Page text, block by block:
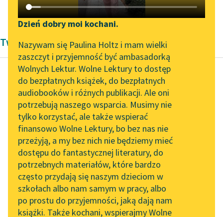
Katalog DAISY
Podkasty o książkach
Zgłoś brak utworu
Aktualności
„Prokurator Alicja Horn”
do słuchania
Byliśmy częścią AI Impact
Lab
Zapraszamy na spotkanie
online z tłumaczkami
literatury skandynawskiej
Spotkanie z Katarzyną
Tunkiel w Oslo
102. lata temu zmarł
Narzędzia
Mapa Wolnych Lektur
Leśmianator
Przewodnik dla piszących i
czytających
API
OAI-PMH
Widget Wolnych Lektur
Przypisy
Dzień dobry moi kochani.
Nazywam się Paulina Holtz i mam wielki
zaszczyt i przyjemność być ambasadorką
Wolnych Lektur. Wolne Lektury to dostęp
do bezpłatnych książek, do bezpłatnych
audiobooków i różnych publikacji. Ale oni
potrzebują naszego wsparcia. Musimy nie
tylko korzystać, ale także wspierać
finansowo Wolne Lektury, bo bez nas nie
przeżyją, a my bez nich nie będziemy mieć
dostępu do fantastycznej literatury, do
potrzebnych materiałów, które bardzo
często przydają się naszym dzieciom w
szkołach albo nam samym w pracy, albo
po prostu do przyjemności, jaką dają nam
książki. Także kochani, wspierajmy Wolne
Twórczość Pozytywizm Bolesław Prus
Bolesław Prus
Anielka
Ubodzy krewni, moja
droga, są zawsze plagą
w domu, a tym bardziej
ta, która nas...
Czytaj więcej